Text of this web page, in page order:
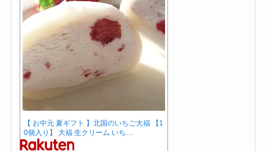
【 お中元 夏ギフト 】北国のいちご大福 【1
0個入り】 大福 生クリーム いち…